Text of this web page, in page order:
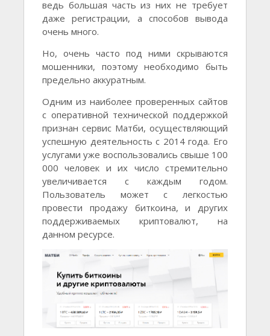
ведь большая часть из них не требует
даже регистрации, а способов вывода
очень много.
Но, очень часто под ними скрываются
мошенники, поэтому необходимо быть
предельно аккуратным.
Одним из наиболее проверенных сайтов
с оперативной технической поддержкой
признан сервис Матби, осуществляющий
успешную деятельность с 2014 года. Его
услугами уже воспользовались свыше 100
000 человек и их число стремительно
увеличивается с каждым годом.
Пользователь может с легкостью
провести продажу биткоина, и других
поддерживаемых криптовалют, на
данном ресурсе.